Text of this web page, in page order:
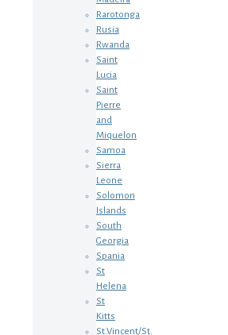
Rarotonga
Rusia
Rwanda
Saint
Lucia
Saint
Pierre
and
Miquelon
Samoa
Sierra
Leone
Solomon
Islands
South
Georgia
Spania
St
Helena
St
Kitts
St.Vincent/St.